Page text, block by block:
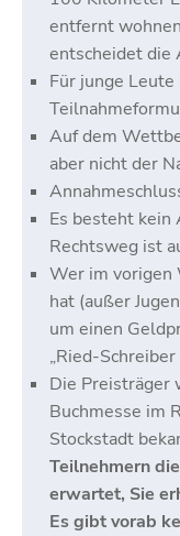
entfernt
entscheidet die
Für junge
Auf dem
aber nicht der
Es besteht kein
Rechtsweg ist
Wer im vorigen
hat (außer
um einen
„Ried-
Die Preisträger
Buchmesse im
Stockstadt
Teilnehmern
erwartet, Sie
Es gibt vorab